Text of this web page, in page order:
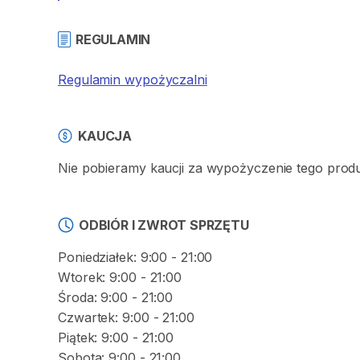
REGULAMIN
Regulamin wypożyczalni
KAUCJA
Nie pobieramy kaucji za wypożyczenie tego
ODBIÓR I ZWROT SPRZĘTU
Poniedziałek: 9:00 - 21:00
Wtorek: 9:00 - 21:00
Środa: 9:00 - 21:00
Czwartek: 9:00 - 21:00
Piątek: 9:00 - 21:00